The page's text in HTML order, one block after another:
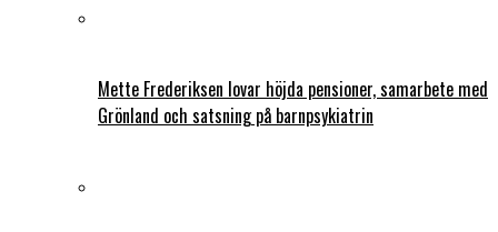
Mette Frederiksen lovar höjda pensioner, samarbete med
Grönland och satsning på barnpsykiatrin